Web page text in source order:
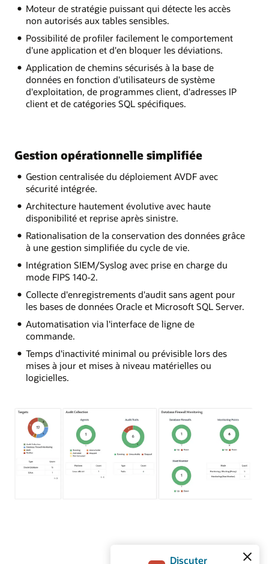
Moteur de stratégie puissant qui détecte les accès
non autorisés aux tables sensibles.
Possibilité de profiler facilement le comportement
d'une application et d'en bloquer les déviations.
Application de chemins sécurisés à la base de
données en fonction d'utilisateurs de système
d'exploitation, de programmes client, d'adresses IP
client et de catégories SQL spécifiques.
Gestion opérationnelle simplifiée
Gestion centralisée du déploiement AVDF avec
sécurité intégrée.
Architecture hautement évolutive avec haute
disponibilité et reprise après sinistre.
Rationalisation de la conservation des données grâce
à une gestion simplifiée du cycle de vie.
Intégration SIEM/Syslog avec prise en charge du
mode FIPS 140-2.
Collecte d'enregistrements d'audit sans agent pour
les bases de données Oracle et Microsoft SQL Server.
Automatisation via l'interface de ligne de
commande.
Temps d'inactivité minimal ou prévisible lors des
mises à jour et mises à niveau matérielles ou
logicielles.